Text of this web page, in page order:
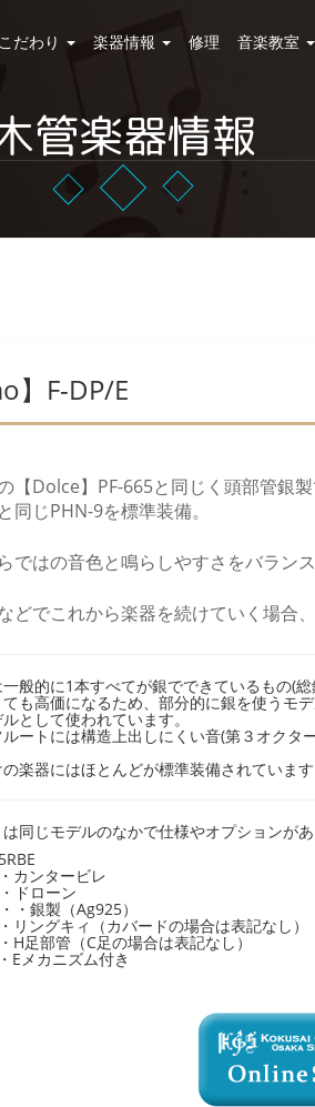
だわり 楽器情報 修理 音楽教室
管楽器情報
】F-DP/E
【Dolce】PF-665と同じく頭部管銀
同じPHN-9を標準装備。
ではの音色と鳴らしやすさをバラン
どでこれから楽器を続けていく場合
般的に1本すべてが銀でできているもの(
も高価になるため、部分的に銀を使うモ
として使われています。
ートには構造上出しにくい音(第３オクタ
楽器にはほとんどが標準装備されています
同じモデルのなかで仕様やオプションが
カンタービレ
ドローン
・銀製（Ag925）
リングキィ（カバードの場合は表記なし）
H足部管（C足の場合は表記なし）
Eメカニズム付き